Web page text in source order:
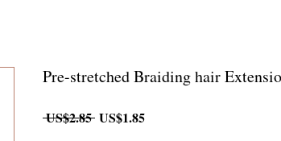
Pre-stretched Braiding hair
US$2.85 일US$1.85할